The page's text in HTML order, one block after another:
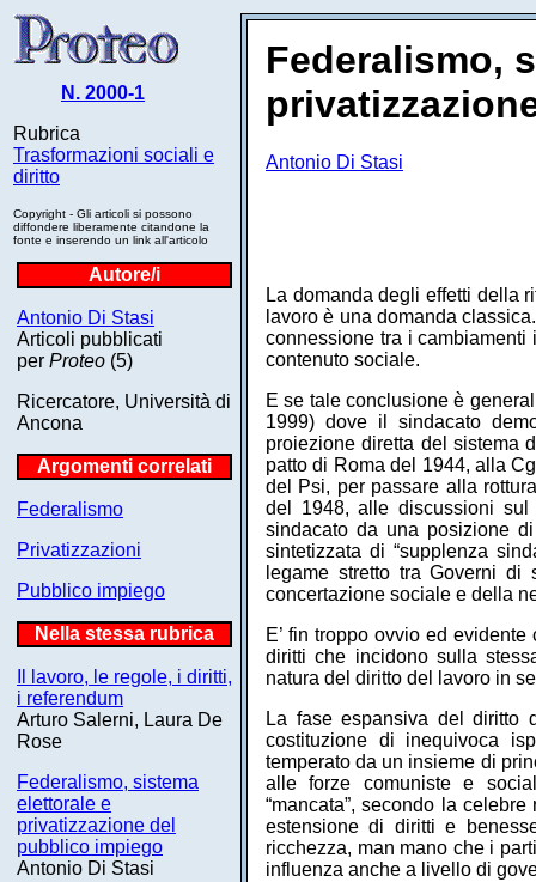
N. 2000-1
Rubrica
Trasformazioni sociali e
diritto
Copyright - Gli articoli si possono
diffondere liberamente citandone la
fonte e inserendo un link all'articolo
Autore/i
Antonio Di Stasi
Articoli pubblicati
per Proteo (5)
Ricercatore, Università di
Ancona
Argomenti correlati
Federalismo
Privatizzazioni
Pubblico impiego
Nella stessa rubrica
Il lavoro, le regole, i diritti,
i referendum
Arturo Salerni, Laura De
Rose
Federalismo, sistema
elettorale e
privatizzazione del
pubblico impiego
Antonio Di Stasi
Federalismo,
Antonio Di Stasi
La domanda degli effetti della
lavoro è una domanda
connessione tra i
contenuto sociale.
E se tale conclusione è
1999) dove il sindacato
proiezione diretta del sistema
patto di Roma del 1944, alla
del Psi, per passare alla
del 1948, alle discussioni
sindacato da una posizione
sintetizzata di “supplenza
legame stretto tra Governi
concertazione sociale e della
E’ fin troppo ovvio ed
diritti che incidono sulla
natura del diritto del lavoro in
La fase espansiva del diritto
costituzione di inequivoca
temperato da un insieme di
alle forze comuniste e
“mancata”, secondo la
estensione di diritti e
ricchezza, man mano che i
influenza anche a livello di